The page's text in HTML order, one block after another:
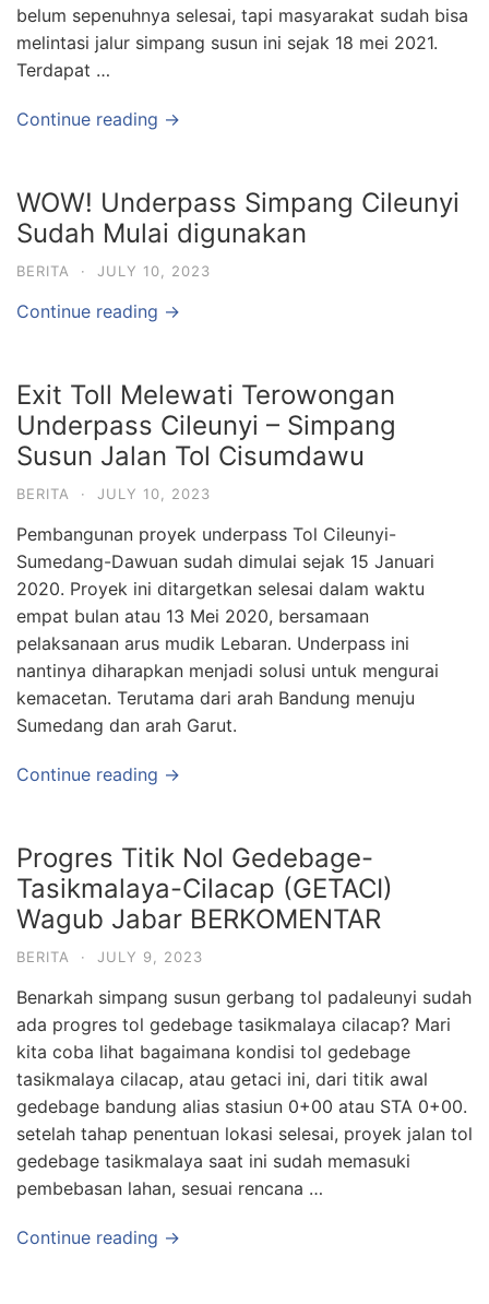
belum sepenuhnya selesai, tapi masyarakat sudah bisa
melintasi jalur simpang susun ini sejak 18 mei 2021.
Terdapat …
Continue reading →
WOW! Underpass Simpang Cileunyi
Sudah Mulai digunakan
BERITA · JULY 10, 2023
Continue reading →
Exit Toll Melewati Terowongan
Underpass Cileunyi – Simpang
Susun Jalan Tol Cisumdawu
BERITA · JULY 10, 2023
Pembangunan proyek underpass Tol Cileunyi-
Sumedang-Dawuan sudah dimulai sejak 15 Januari
2020. Proyek ini ditargetkan selesai dalam waktu
empat bulan atau 13 Mei 2020, bersamaan
pelaksanaan arus mudik Lebaran. Underpass ini
nantinya diharapkan menjadi solusi untuk mengurai
kemacetan. Terutama dari arah Bandung menuju
Sumedang dan arah Garut.
Continue reading →
Progres Titik Nol Gedebage-
Tasikmalaya-Cilacap (GETACI)
Wagub Jabar BERKOMENTAR
BERITA · JULY 9, 2023
Benarkah simpang susun gerbang tol padaleunyi sudah
ada progres tol gedebage tasikmalaya cilacap? Mari
kita coba lihat bagaimana kondisi tol gedebage
tasikmalaya cilacap, atau getaci ini, dari titik awal
gedebage bandung alias stasiun 0+00 atau STA 0+00.
setelah tahap penentuan lokasi selesai, proyek jalan tol
gedebage tasikmalaya saat ini sudah memasuki
pembebasan lahan, sesuai rencana …
Continue reading →